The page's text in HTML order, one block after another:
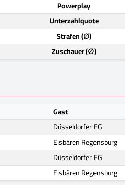
Powerplay
Unterzahlquote
Strafen (∅)
Zuschauer (∅)
Gast
Düsseldorfer EG
Eisbären Regensburg
Düsseldorfer EG
Eisbären Regensburg